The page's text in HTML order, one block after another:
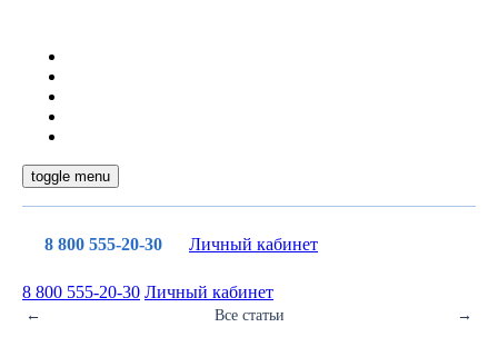
toggle menu
8 800 555-20-30 Личный кабинет
8 800 555-20-30 Личный кабинет
← Все статьи →